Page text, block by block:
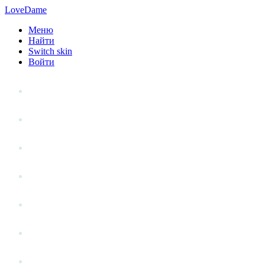
LoveDame
Меню
Найти
Switch skin
Войти